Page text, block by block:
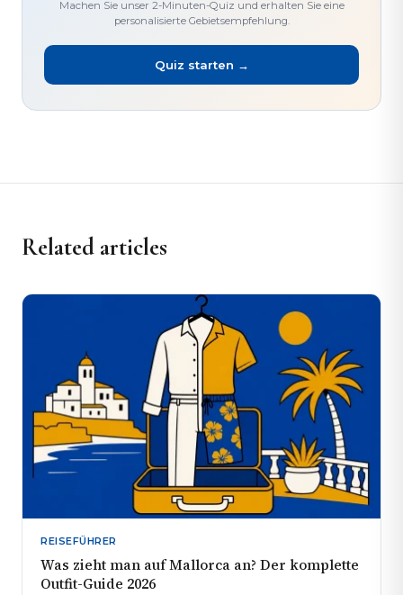
Machen Sie unser 2-Minuten-Quiz und erhalten Sie eine
personalisierte Gebietsempfehlung.
Quiz starten →
Related articles
REISEFÜHRER
Was zieht man auf Mallorca an? Der komplette
Outfit-Guide 2026